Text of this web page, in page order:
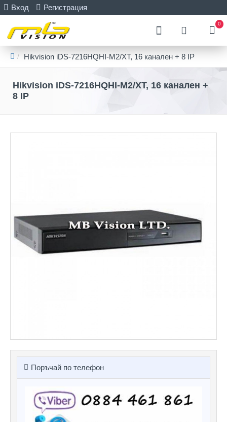
Вход Регистрация
0
Hikvision iDS-7216HQHI-M2/XT, 16 канален + 8 IP
Hikvision iDS-7216HQHI-M2/XT, 16 канален +
8 IP
Поръчай по телефон